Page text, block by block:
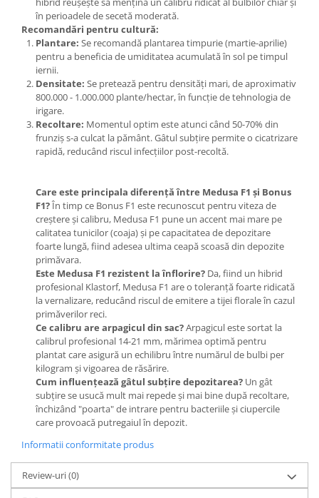
Plasa de umbrire
Plase plante
Pompa de apa curata/murdara
Pompa de stropit
Raticide
Spray si intretinere
Vinificatie
Produse Bricolaj
Acumulatori si Incarcatoare
Baros / Ciocan / Topor
Burghie
Cantare
Centuri/chingi
Chei fixe
Cleste
Colier / Faseta
Consumabile motofierastrau
drujba
Demarouri drujba
Discuri motocoasa
în perioadele de secetă moderată.
Recomandări pentru cultură:
Plantare: Se recomandă plantarea timpurie (martie-aprilie)
pentru a beneficia de umiditatea acumulată în sol pe timpul
iernii.
Densitate: Se pretează pentru densități mari, de aproximativ
800.000 - 1.000.000 plante/hectar, în funcție de tehnologia de
irigare.
Recoltare: Momentul optim este atunci când 50-70% din
frunziș s-a culcat la pământ. Gâtul subțire permite o cicatrizare
rapidă, reducând riscul infecțiilor post-recoltă.
Care este principala diferență între Medusa F1 și Bonus
F1?În timp ce Bonus F1 este recunoscut pentru viteza de
creștere și calibru, Medusa F1 pune un accent mai mare pe
calitatea tunicilor (coaja) și pe capacitatea de depozitare
foarte lungă, fiind adesea ultima ceapă scoasă din depozite
primăvara.
Este Medusa F1 rezistent la înflorire? Da, fiind un hibrid
profesional Klastorf, Medusa F1 are o toleranță foarte ridicată
la vernalizare, reducând riscul de emitere a tijei florale în cazul
primăverilor reci.
Ce calibru are arpagicul din sac?Arpagicul este sortat la
calibrul profesional 14-21 mm, mărimea optimă pentru
plantat care asigură un echilibru între numărul de bulbi per
kilogram și vigoarea de răsărire.
Cum influențează gâtul subțire depozitarea? Un gât
subțire se usucă mult mai repede și mai bine după recoltare,
închizând "poarta" de intrare pentru bacteriile și ciupercile
care provoacă putregaiul în depozit.
Informatii conformitate produs
Review-uri(0)